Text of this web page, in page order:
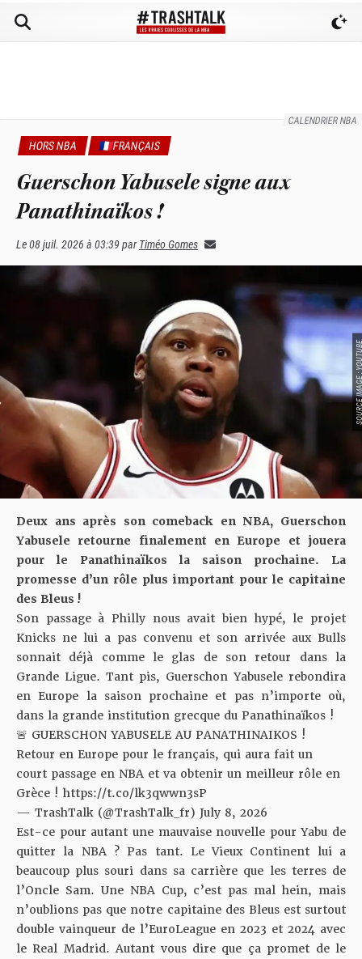
CALENDRIER NBA
HORS NBA 🇫🇷FRANÇAIS
Guerschon Yabusele signe aux
Panathinaïkos !
Le08 juil. 2026 à 03:39par Timéo Gomes
SOURCE
Deux ans après son comeback en NBA, Guerschon
Yabusele retourne finalement en Europe et jouera
pour le Panathinaïkos la saison prochaine. La
promesse d’un rôle plus important pour le capitaine
des Bleus !
Son passage à Philly nous avait bien hypé, le projet
Knicks ne lui a pas convenu et son arrivée aux Bulls
sonnait déjà comme le glas de son retour dans la
Grande Ligue. Tant pis, Guerschon Yabusele rebondira
en Europe la saison prochaine et pas n’importe où,
dans la grande institution grecque du Panathinaïkos !
🚨 GUERSCHON YABUSELE AU PANATHINAIKOS !
Retour en Europe pour le français, qui aura fait un
court passage en NBA et va obtenir un meilleur rôle en
Grèce ! https://t.co/lk3qwwn3sP
— TrashTalk (@TrashTalk_fr) July 8, 2026
Est-ce pour autant une mauvaise nouvelle pour Yabu de
quitter la NBA ? Pas tant. Le Vieux Continent lui a
beaucoup plus souri dans sa carrière que les terres de
l’Oncle Sam. Une NBA Cup, c’est pas mal hein, mais
n’oublions pas que notre capitaine des Bleus est surtout
double vainqueur de l’EuroLeague en 2023 et 2024 avec
le Real Madrid. Autant vous dire que ça promet de le